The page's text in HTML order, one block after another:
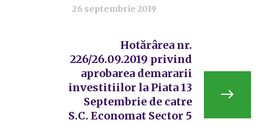
26 septembrie 2019
Hotărârea nr.
226/26.09.2019 privind
aprobarea demararii
investitiilor la Piata 13
Septembrie de catre
S.C. Economat Sector 5